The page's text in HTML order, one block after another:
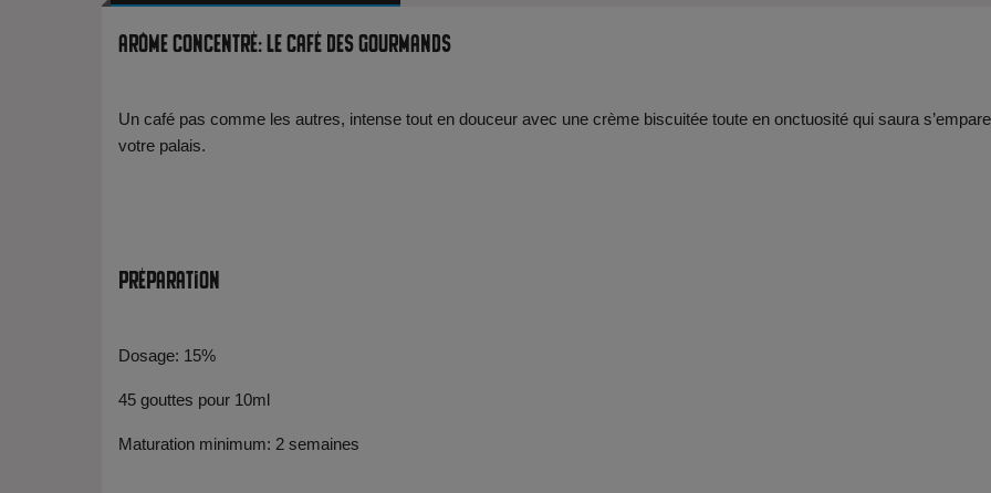
Arôme Concentré: Le café des gourmands
Un café pas comme les autres, intense tout en douceur avec une crème biscuitée toute en onctuosité qui saura
votre palais.
Préparation
Dosage: 15%
45 gouttes pour 10ml
Maturation minimum: 2 semaines